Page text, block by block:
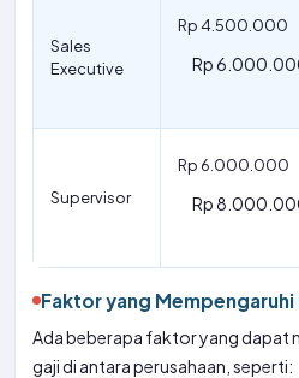
Sales
Executive
Rp 4.500.000
Rp
Supervisor
Rp 6.000.000
Rp
Faktor yang Mempengaruhi
Ada beberapa faktor yang dapat
gaji di antara perusahaan, seperti: